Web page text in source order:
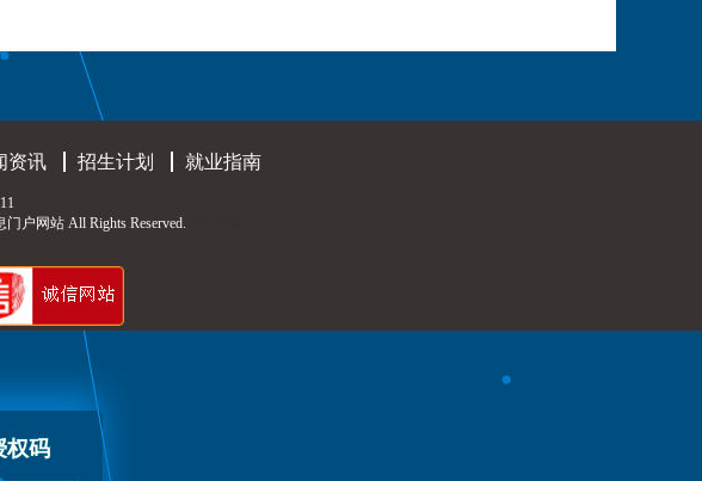
资讯 招生计划 就业指南
户网站 All Rights Reserved.
权码